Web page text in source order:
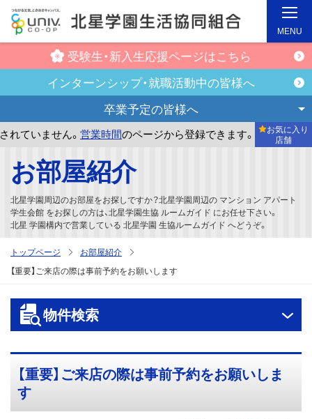
受験生・新入生応援ページはこちら
インターンシップ・就職活動中の皆様へ
卒業予定の皆様へ
いません。営業時間のページから登録できます。 まだお
お気に入り
店舗
MENU
お部屋紹介
北星学園周辺のお部屋をお探しですか？北星学園周辺の マンション アパート
学生会館 をお探しの方は、北星学園生協 ルームガイド にお任せ下さい。
北星 学園構内で営業している 北星学園 生協ルームガイド へどうぞ。
トップページ
お部屋紹介
【重要】ご来店の際は事前予約をお願いします
物件検索
【重要】ご来店の際は事前予約をお願いしま
す